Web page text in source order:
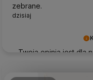
Twoja opinia jest dla
zebrane.
dzisiaj